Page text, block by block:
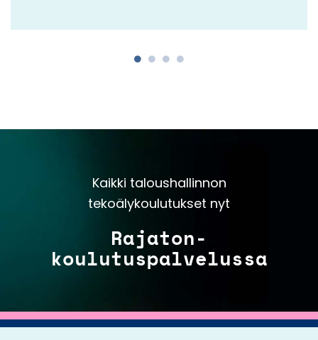
Kaikki taloushallinnon
tekoälykoulutukset nyt
Rajaton-
koulutuspalvelussa